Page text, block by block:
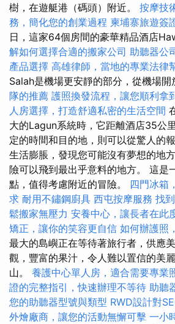
樹，在遊艇港（碼頭）附近。 按摩技
務，簡化您的創業過程 柬埔寨旅遊簽
日，這家64個房間的豪華精品酒店
解如何選擇合適的搬家公司 助聽器公
產品選擇 高雄律師，當地的專業法律
Salah是機場更安靜的部分，從機場開
隊的推薦 護照換發流程，讓您順利拿
人房選擇，打造舒適私密的生活空間
大的Lagun系統時，它距離酒店35公
定的時間和目的地，則可以從驚人的
生活膨脹，發現您可能沒有夢想的地
險可以飛到最出乎意料的地方。 這是
點，值得考慮附近的冒險。 四門冰箱
求 耐用不鏽鋼廚具 西屯按摩服務 找
鬆搬家無壓力 安養中心，讓長者在此
矯正，讓你的笑容更自信 如何辦護照
最大的島嶼正在等待著旅行者，供應
觀，豐富的果汁，令人難以置信的美
山。 養護中心單人房，適合需要專業
證的完整指引，快速辦理不等待 助聽
您的助聽器型號與類型 RWD設計對
外燴廠商，讓您的活動無懈可擊 一小